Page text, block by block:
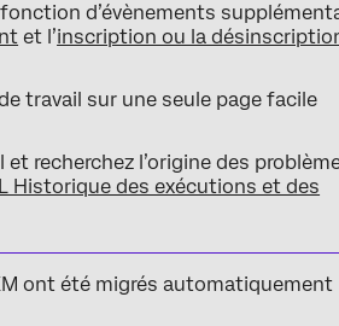
d’évènements
et l’inscription ou la
travail sur une seule page facile
recherchez l’origine des
Historique des exécutions et des
ont été migrés automatiquement